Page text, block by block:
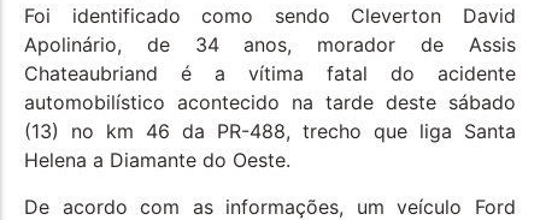
Foi identificado como sendo Cleverton David
Apolinário, de 34 anos, morador de Assis
Chateaubriand é a vítima fatal do acidente
automobilístico acontecido na tarde deste sábado
(13) no km 46 da PR-488, trecho que liga Santa
Helena a Diamante do Oeste.
De acordo com as informações, um veículo Ford